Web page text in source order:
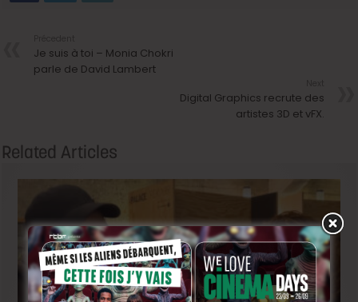
Je suis à toi – Monia Chokri
parle de David Lambert
Digital Graphics recrute des
artistes 3D et vFX.
Related Articles